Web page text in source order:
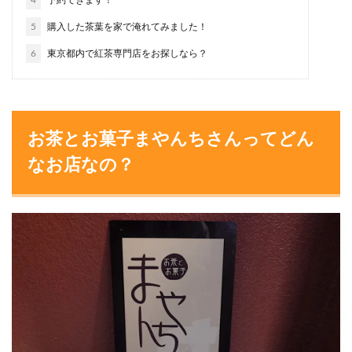
5 購入した茶葉を家で淹れてみました！
6 東京都内で紅茶専門店をお探しなら？
お茶とお菓子まやんちさんってどん
なお店なの？